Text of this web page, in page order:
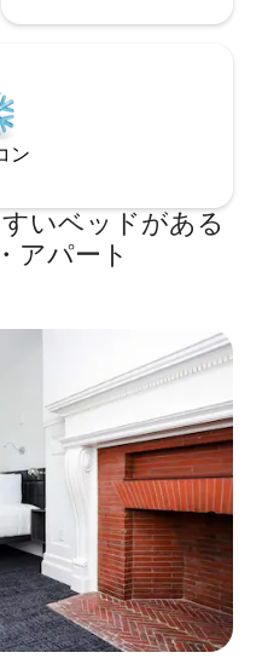
ン
いベッドがある
アパート